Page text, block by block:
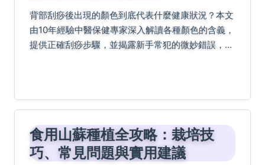
背部刮痧後出現的顏色到底代表什麼健康狀況？本文
由10年經驗中醫保健專家深入解讀各種顏色的含義，
提供正確刮痧步驟，並揭露新手常犯的微妙錯誤，幫
食用山蘇種植全攻略：栽培技
巧、常見問題與實用建議